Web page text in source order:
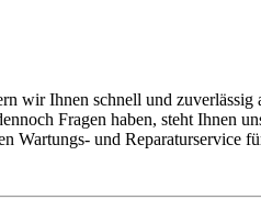
wir Ihnen schnell und
Fragen haben, steht Ihnen
Wartungs- und Reparaturservice